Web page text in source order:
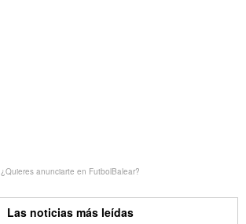
¿Quieres anunciarte en FutbolBalear?
Las noticias más leídas